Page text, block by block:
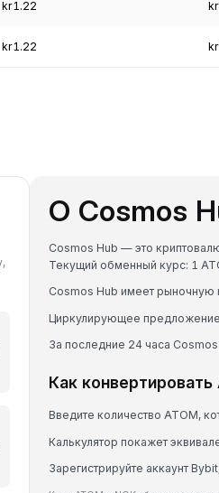
kr1.22
kr1.22
О Cosmos
Cosmos Hub — это
Текущий обменный курс: 1
Cosmos Hub имеет рыночную
Циркулирующее предложение
За последние 24 часа
Как конвертировать
Введите количество ATOM,
Калькулятор покажет
Зарегистрируйте аккаунт